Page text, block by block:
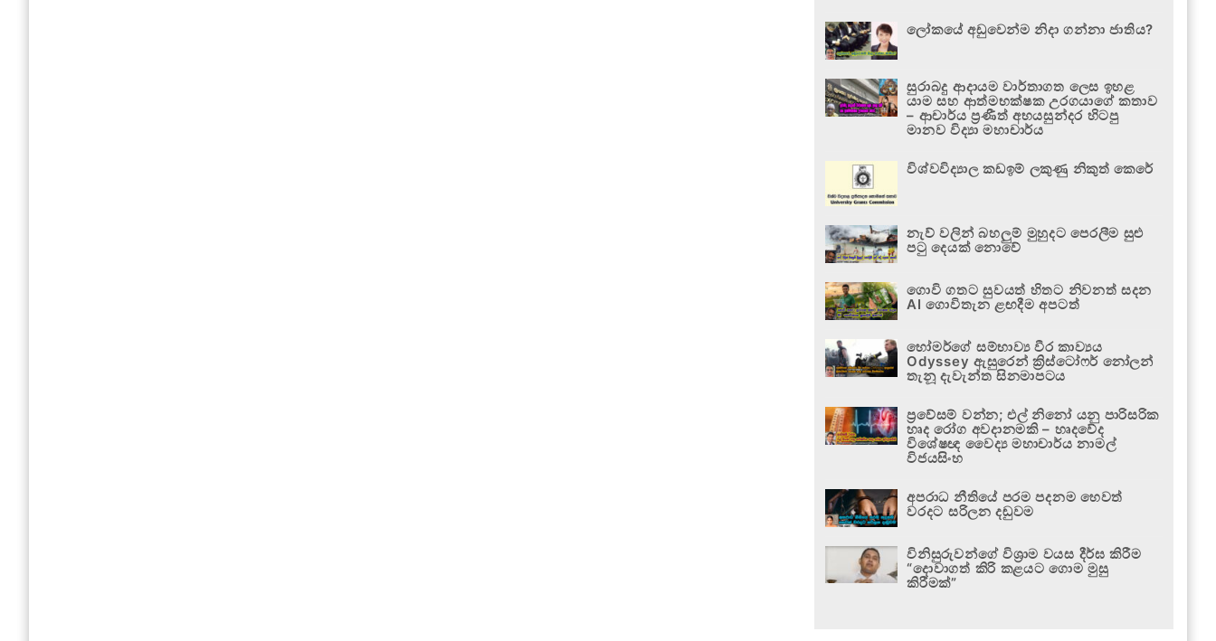
ලෝකයේ අඩුවෙන්ම නිදා ගන්නා ජාතිය?
සුරාබදු ආදායම වාර්තාගත ලෙස ඉහළ
යාම සහ ආත්මභක්ෂක උරගයාගේ කතාව
– ආචාර්ය ප්‍රණීත් අභයසුන්දර හිටපු
මානව විද්‍යා මහාචාර්ය
විශ්වවිද්‍යාල කඩඉම් ලකුණු නිකුත් කෙරේ
නැව් වලින් බහලුම් මුහුදට පෙරලීම සුළු
පටු දෙයක් නොවේ
ගොවි ගතට සුවයත් හිතට නිවනත් සදන
AI ගොවිතැන ළඟදීම අපටත්
හෝමර්ගේ සම්භාව්‍ය වීර කාව්‍යය
Odyssey ඇසුරෙන් ක්‍රිස්ටෝෆර් නෝලන්
තැනූ දැවැන්ත සිනමාපටය
ප්‍රවේසම් වන්න; එල් නිනෝ යනු පාරිසරික
හෘද රෝග අවදානමකි – හෘදවේද
විශේෂඥ වෛද්‍ය මහාචාර්ය නාමල්
විජයසිංහ
අපරාධ නීතියේ පරම පදනම හෙවත්
වරදට සරිලන දඬුවම
විනිසුරුවන්ගේ විශ්‍රාම වයස දීර්ඝ කිරීම
“දොවාගත් කිරි කළයට ගොම මුසු
කිරීමක්”